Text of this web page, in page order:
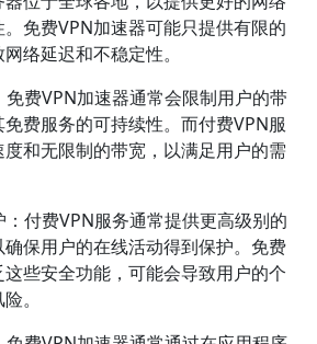
免费VPN加速器可能只提供有限的
络延迟和不稳定性。
费VPN加速器通常会限制用户的带
费服务的可持续性。而付费VPN服
和无限制的带宽，以满足用户的需
付费VPN服务通常提供更高级别的
保用户的在线活动得到保护。免费
些安全功能，可能会导致用户的个
。